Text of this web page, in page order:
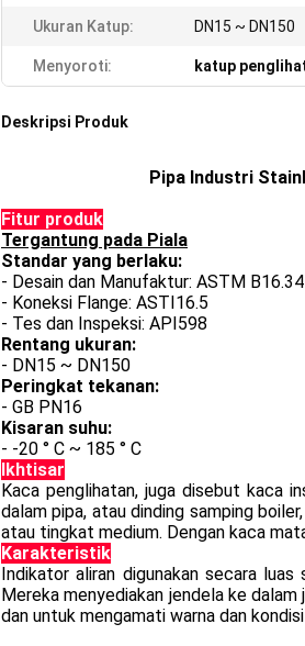
Ukuran Katup: DN15 ~ DN150
Menyoroti: katup
Deskripsi Produk
Pipa Industri
Fitur produk
Tergantung pada Piala
Standar yang berlaku:
- Desain dan Manufaktur: ASTM B16.34
- Koneksi Flange: ASTI16.5
- Tes dan Inspeksi: API598
Rentang ukuran:
- DN15 ~ DN150
Peringkat tekanan:
- GB PN16
Kisaran suhu:
- -20 ° C ~ 185 ° C
Ikhtisar
Kaca penglihatan, juga disebut kaca
dalam pipa, atau dinding samping
atau tingkat medium. Dengan kaca
Karakteristik
Indikator aliran digunakan secara
Mereka menyediakan jendela ke
dan untuk mengamati warna dan kondisi